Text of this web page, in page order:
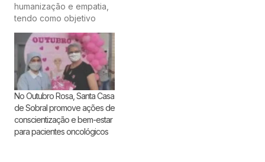
humanização e empatia,
tendo como objetivo
angústia dos seus
pacientes durante
tratamentos ou
hospitalizações.
Pensando nisso, o setor
de Triagem do serviço
de Oncologia realizou,
no dia 4 de novembro,
uma ação de
No Outubro Rosa, Santa Casa
de Sobral promove ações de
conscientização e bem-estar
para pacientes oncológicos